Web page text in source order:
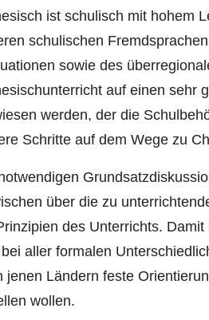
ist schulisch mit hohem
schulischen
sowie des
auf einen sehr
werden, der die
Schritte auf dem Wege zu
über die zu
des Unterrichts.
aller formalen
jenen Ländern feste
wollen.